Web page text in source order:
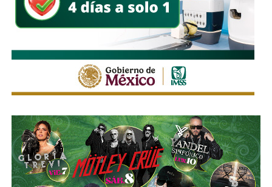
La legislación establecerá que, salvo prueba en contrario,
se presumirá dicha intención cuando el deudor, sin causa
goce de sueldo, cuando este constituya su único o
principal medio para obtener ingresos.
Asimismo, se establecen sanciones para quienes, durante
un proceso judicial o existiendo una resolución firme,